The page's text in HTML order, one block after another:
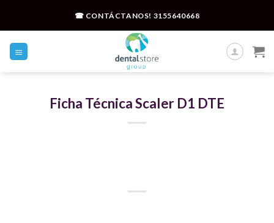
☎ CONTÁCTANOS! 3155640668
Ficha Técnica Scaler D1 DTE